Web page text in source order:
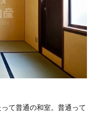
て普通の和室。普通って